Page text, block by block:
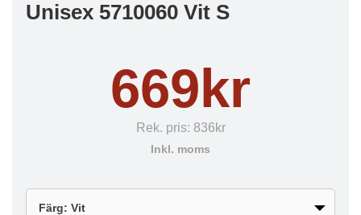
Unisex 5710060 Vit S
669kr
Rek. pris: 836kr
Inkl. moms